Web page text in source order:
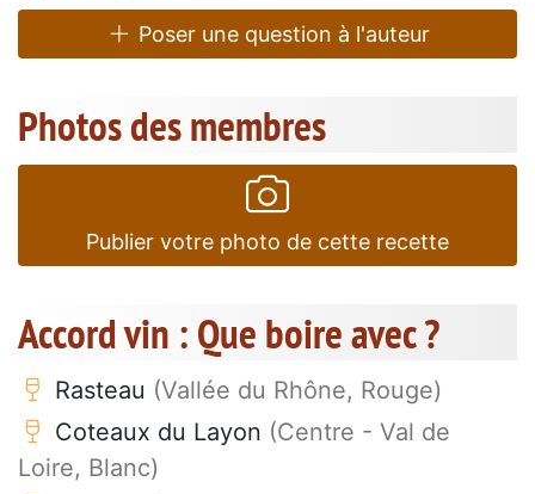
Poser une question à l'auteur
Photos des membres
Publier votre photo de cette recette
Accord vin : Que boire avec ?
Rasteau (Vallée du Rhône, Rouge)
Coteaux du Layon (Centre - Val de
Loire, Blanc)